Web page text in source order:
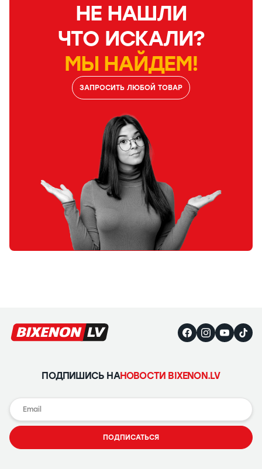
НЕ НАШЛИ
ЧТО ИСКАЛИ?
МЫ НАЙДЕМ!
ЗАПРОСИТЬ ЛЮБОЙ ТОВАР
ПОДПИШИСЬ НАНОВОСТИ BIXENON.LV
ПОДПИСАТЬСЯ